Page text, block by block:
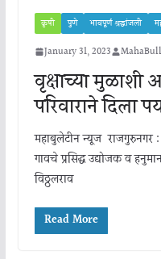
कृषी पुणे भावपूर्ण श्रद्धांजली
January 31, 2023
वृक्षाच्या मुळाशी
परिवाराने दिला
महाबुलेटीन न्यूज राजगुरुनगर :
गावचे प्रसिद्ध उद्योजक व
विठ्ठलराव
Read More